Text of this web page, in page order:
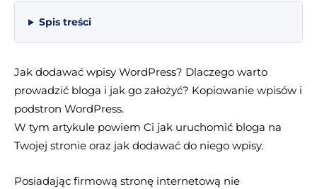
Spis treści
Jak dodawać wpisy WordPress? Dlaczego warto
prowadzić bloga i jak go założyć? Kopiowanie wpisów i
podstron WordPress.
W tym artykule powiem Ci jak uruchomić bloga na
Twojej stronie oraz jak dodawać do niego wpisy.
Posiadając firmową stronę internetową nie